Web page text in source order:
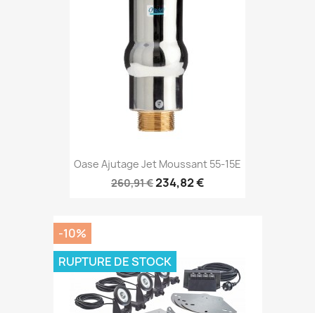
Oase Ajutage Jet Moussant 55-15E
260,91 €234,82 €
-10%
RUPTURE DE STOCK